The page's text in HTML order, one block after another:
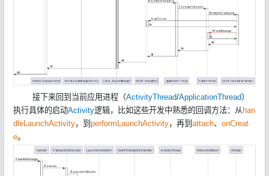
接下来回到当前应用进程（ActivityThread/ApplicationThread）
执行具体的启动Activity逻辑，比如这些开发中熟悉的回调方法：从 han
dleLaunchActivity，到 performLaunchActivity，再到 attach、 onCreat
e。